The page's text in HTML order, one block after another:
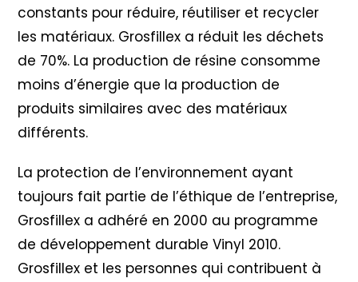
constants pour réduire, réutiliser et recycler
les matériaux. Grosfillex a réduit les déchets
de 70%. La production de résine consomme
moins d’énergie que la production de
produits similaires avec des matériaux
différents.
La protection de l’environnement ayant
toujours fait partie de l’éthique de l’entreprise,
Grosfillex a adhéré en 2000 au programme
de développement durable Vinyl 2010.
Grosfillex et les personnes qui contribuent à